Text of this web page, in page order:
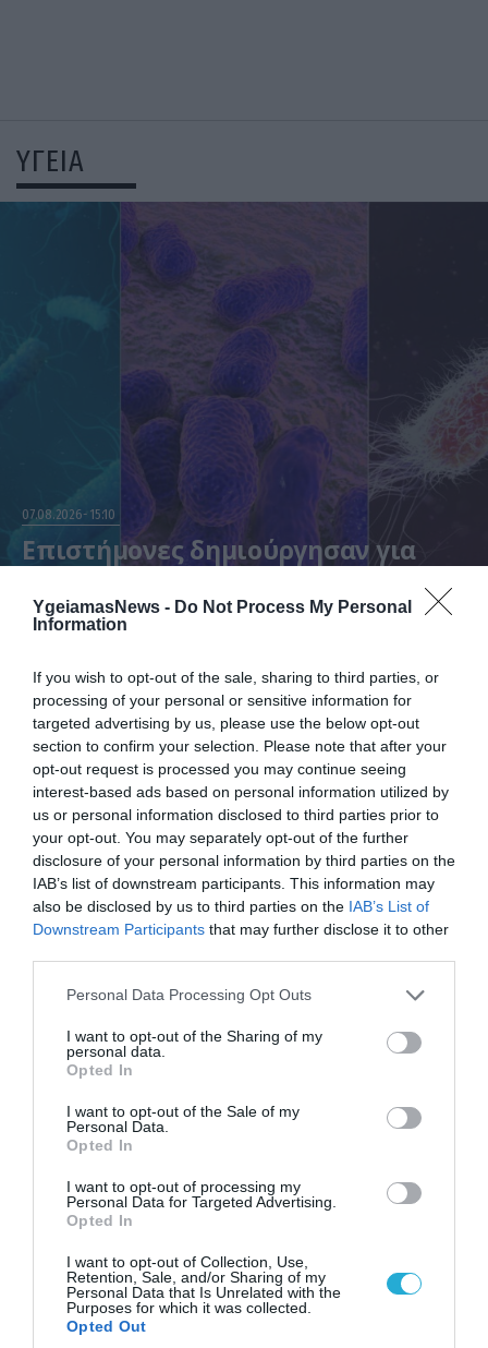
YgeiamasNews - Do Not Process My Personal
Information
If you wish to opt-out of the sale, sharing to third parties, or
processing of your personal or sensitive information for
targeted advertising by us, please use the below opt-out
section to confirm your selection. Please note that after your
opt-out request is processed you may continue seeing
interest-based ads based on personal information utilized by
us or personal information disclosed to third parties prior to
your opt-out. You may separately opt-out of the further
disclosure of your personal information by third parties on the
IAB’s list of downstream participants. This information may
also be disclosed by us to third parties on the IAB’s List of
Downstream Participants that may further disclose it to other
Please note that this website/app uses one or more Google
not limited to your visit or usage behaviour. You may click to
grant or deny consent to Google and its third-party tags to
use your data for below specified purposes in below Google
consent section.
Personal Data Processing Opt Outs
I want to opt-out of the Sharing of my
personal data.
Opted In
I want to opt-out of the Sale of my
Personal Data.
Opted In
I want to opt-out of processing my
Personal Data for Targeted Advertising.
Opted In
I want to opt-out of Collection, Use,
Retention, Sale, and/or Sharing of my
Personal Data that Is Unrelated with the
Purposes for which it was collected.
Opted Out
ΥΓΕΙΑ
07.08.2026 15:10
Επιστήμονες δημιούργησαν για
πρώτη φορά 16 τεχνητούς ιούς με
AI – Οι προειδοποιήσεις για τη
βιοασφάλεια
07.08.2026 06:06
Δείτε ποια είναι τα συμπτώματα
ενός «μίνι εγκεφαλικού»
επεισοδίου